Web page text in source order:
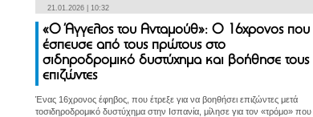
21.01.2026 | 10:32
«Ο Άγγελος του Ανταμούθ»: Ο 16χρονος που
έσπευσε από τους πρώτους στο
σιδηροδρομικό δυστύχημα και βοήθησε τους
επιζώντες
Ένας 16χρονος έφηβος, που έτρεξε για να βοηθήσει επιζώντες μετά
τοσιδηροδρομικό δυστύχημα στην Ισπανία, μίλησε για τον «τρόμο» που